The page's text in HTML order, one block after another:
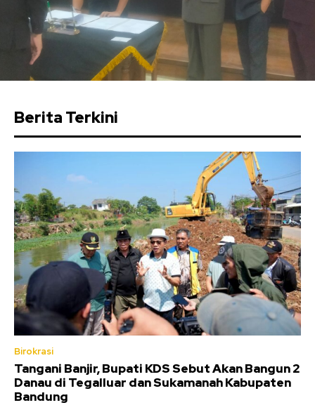
Berita Terkini
Birokrasi
Tangani Banjir, Bupati KDS Sebut Akan Bangun 2
Danau di Tegalluar dan Sukamanah Kabupaten
Bandung